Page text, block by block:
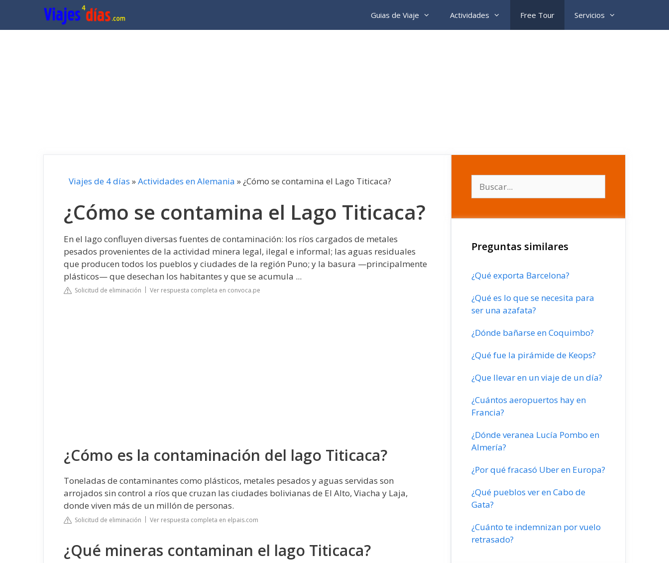
contenido
Guias de Viaje Actividades Free Tour Servicios
Viajes de 4 días »Actividades en Alemania »¿Cómo se contamina el Lago Titicaca?
¿Cómo se contamina el Lago Titicaca?
En el lago confluyen diversas fuentes de contaminación: los ríos cargados de metales
pesados provenientes de la actividad minera legal, ilegal e informal; las aguas residuales
que producen todos los pueblos y ciudades de la región Puno; y la basura —principalmente
plásticos— que desechan los habitantes y que se acumula ...
Solicitud de eliminación Ver respuesta completa en convoca.pe
¿Cómo es la contaminación del lago Titicaca?
Toneladas de contaminantes como plásticos, metales pesados y aguas servidas son
arrojados sin control a ríos que cruzan las ciudades bolivianas de El Alto, Viacha y Laja,
donde viven más de un millón de personas.
Solicitud de eliminación Ver respuesta completa en elpais.com
¿Qué mineras contaminan el lago Titicaca?
Preguntas similares
¿Qué exporta Barcelona?
¿Qué es lo que se necesita para
ser una azafata?
¿Dónde bañarse en Coquimbo?
¿Qué fue la pirámide de Keops?
¿Que llevar en un viaje de un día?
¿Cuántos aeropuertos hay en
Francia?
¿Dónde veranea Lucía Pombo en
Almería?
¿Por qué fracasó Uber en Europa?
¿Qué pueblos ver en Cabo de
Gata?
¿Cuánto te indemnizan por vuelo
retrasado?